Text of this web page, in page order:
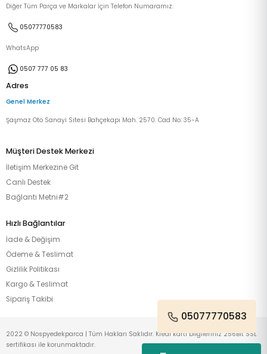
Diğer Tüm Parça ve Markalar İçin Telefon Numaramız:
05077770583
WhatsApp
0507 777 05 83
Adres
Genel Merkez
Şaşmaz Oto Sanayi Sitesi Bahçekapı Mah. 2570. Cad No: 35-A
Müşteri Destek Merkezi
İletişim Merkezine Git
Canlı Destek
Bağlantı Metni#2
Hızlı Bağlantılar
İade & Değişim
Ödeme & Teslimat
Gizlilik Politikası
Kargo & Teslimat
Sipariş Takibi
05077770583
2022 © Nospyedekparca | Tüm Hakları Saklıdır. Kredi kartı bilgileriniz 256Bit SSL
sertifikası ile korunmaktadır.